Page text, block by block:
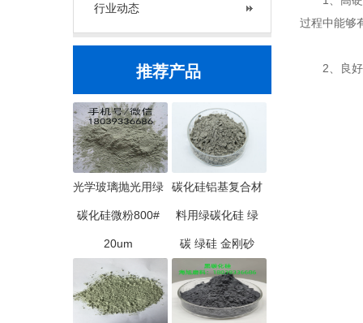
行业动态
推荐产品
光学玻璃抛光用绿
碳化硅微粉800#
20um
碳化硅铝基复合材
料用绿碳化硅 绿
碳 绿硅 金刚砂
过程中能够
2、良好的